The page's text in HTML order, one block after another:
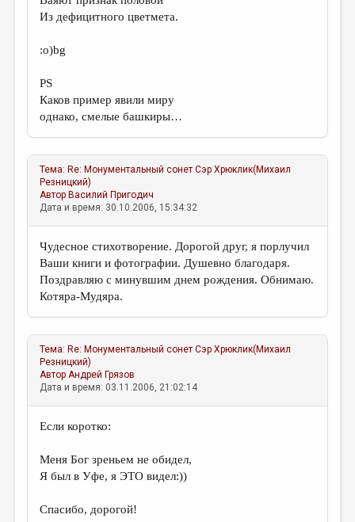
Из дефицитного цветмета.
:о)bg
PS
Каков пример явили миру
однако, смелые башкиры…
Тема: Re: Монументальный сонет Сэр Хрюклик(Михаил
Резницкий)
Автор Василий Пригодич
Дата и время: 30.10.2006, 15:34:32
Чудесное стихотворение. Дорогой друг, я порлучил
Ваши книги и фотографии. Душевно благодаря.
Поздравляю с минувшим днем рождения. Обнимаю.
Котяра-Мудяра.
Тема: Re: Монументальный сонет Сэр Хрюклик(Михаил
Резницкий)
АвторАндрей Грязов
Дата и время: 03.11.2006, 21:02:14
Если коротко:
Меня Бог зреньем не обидел,
Я был в Уфе, я ЭТО видел:))
Спасибо, дорогой!